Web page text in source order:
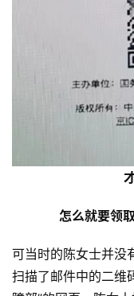
怎么就要领
可当时的陈女士并没
扫描了邮件中的二维